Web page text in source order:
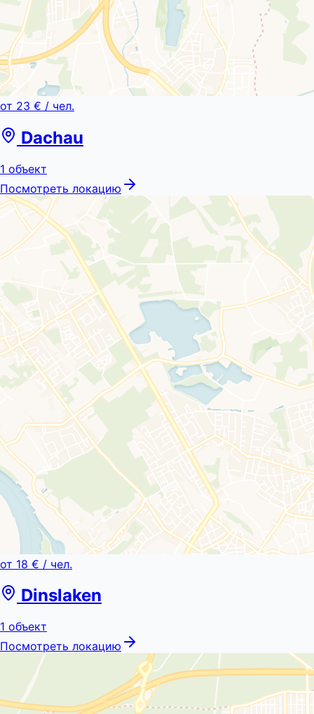
от 23 € / чел.
Dachau
1 объект
Посмотреть локацию
от 18 € / чел.
Dinslaken
1 объект
Посмотреть локацию